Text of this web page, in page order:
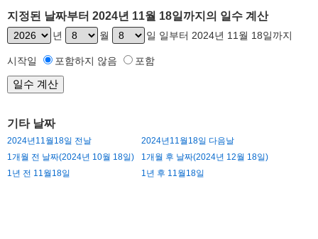
지정된 날짜부터 2024년 11월 18일까지의 일수 계산
년 월 일 일부터 2024년 11월 18일까지
시작일 포함하지 않음 포함
기타 날짜
2024년11월18일 전날
2024년11월18일 다음날
1개월 전 날짜(2024년 10월 18일)
1개월 후 날짜(2024년 12월 18일)
1년 전 11월18일
1년 후 11월18일